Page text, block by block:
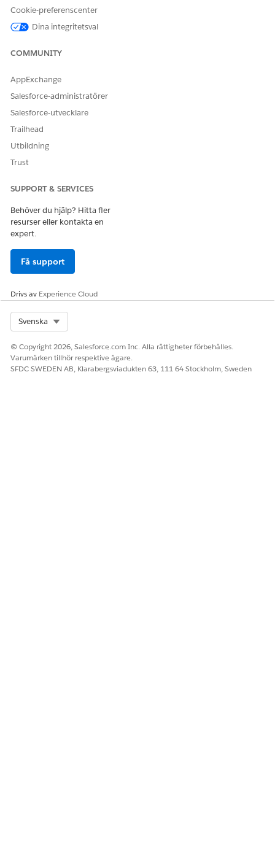
Konfigurera översättningar för kombinationsrutevärden
Lägg till översättningar för kombinationsrutevärdena i
fältet Beräkna pris i objektet Ordermall.
Ange attributvärden i ordermall
dessa attribut är inställda i objektet Ordermall.
Konfigurera kunddata
Innan du lägger ordrar med Penny Perfect Pricing,
konfigurera kunddata för att organisera kontoroller och
Fyll i hashvärden i objektet Komplex prissättningsvillkor
uppdatera rätt hashvärden (kopplingsnyckel,
teKeyTypeMergedKeyHash__c
prissättningsvillkorposter. Denna process är en
engångsaktivitet.
LÖSTE DENNA ARTIKEL DITT PROBLEM?
Berätta för oss vad vi kan förbättra!
Cookie-preferenscenter
Dina integritetsval
COMMUNITY
AppExchange
Salesforce-administratörer
Salesforce-utvecklare
Trailhead
Utbildning
Trust
SUPPORT & SERVICES
Behöver du hjälp? Hitta fler
resurser eller kontakta en
expert.
Få support
Drivs av Experience Cloud
Svenska
© Copyright 2026, Salesforce.com Inc. Alla rättigheter förbehålles.
Varumärken tillhör respektive ägare.
SFDC SWEDEN AB, Klarabergsviadukten 63, 111 64 Stockholm, Sweden